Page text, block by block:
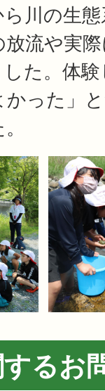
川の生
流や実
た。体
った」
るお